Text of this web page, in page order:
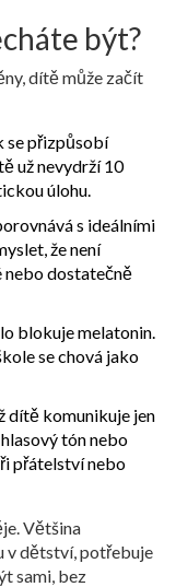
být?
dítě může začít
se přizpůsobí
už nevydrží 10
úlohu.
s ideálními
že není
nebo dostatečně
blokuje melatonin.
se chová jako
dítě komunikuje jen
tón nebo
přátelství nebo
Většina
v dětství, potřebuje
sami, bez